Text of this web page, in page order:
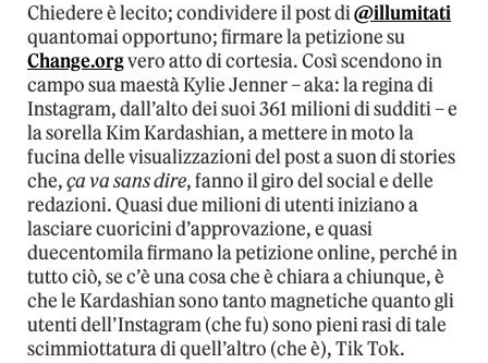
Chiedere è lecito; condividere il post di@illumitati
quantomai opportuno; firmare la petizione su
Change.orgvero atto di cortesia. Così scendono in
campo sua maestà Kylie Jenner – aka: la regina di
Instagram, dall’alto dei suoi 361 milioni di sudditi – e
la sorella Kim Kardashian, a mettere in moto la
fucina delle visualizzazioni del post a suon di stories
che,ça va sans dire, fanno il giro del social e delle
redazioni. Quasi due milioni di utenti iniziano a
lasciare cuoricini d’approvazione, e quasi
duecentomila firmano la petizione online, perché in
tutto ciò, se c’è una cosa che è chiara a chiunque, è
che le Kardashian sono tanto magnetiche quanto gli
utenti dell’Instagram (che fu) sono pieni rasi di tale
scimmiottatura di quell’altro (che è), Tik Tok.